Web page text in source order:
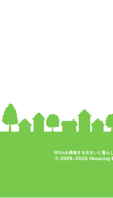
SDGsを推進する住まいと暮ら
© 2009–2026 Housing